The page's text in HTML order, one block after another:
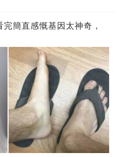
簡直感慨基因太神奇，